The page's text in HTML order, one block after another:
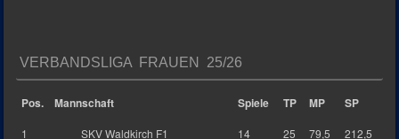
VERBANDSLIGA FRAUEN 25/26
Pos. Mannschaft Spiele TP MP SP
1 SKV Waldkirch F1 14 25 79,5 212,5